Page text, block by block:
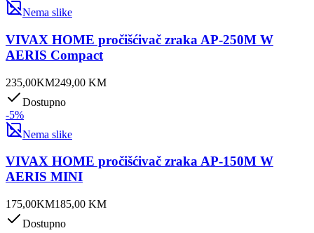
Nema slike
VIVAX HOME pročišćivač zraka AP-250M W
AERIS Compact
235,00KM249,00 KM
Dostupno
-5%
Nema slike
VIVAX HOME pročišćivač zraka AP-150M W
AERIS MINI
175,00KM185,00 KM
Dostupno